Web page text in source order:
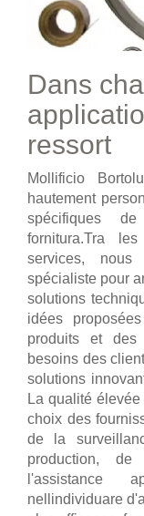
Dans
ressort
Mollificio
hautement
spécifiques
fornitura.Tra
services,
spécialiste pour
solutions
idées
produits et des
besoins des
solutions
La qualité
choix des
de la
production,
l'assistance
nellindividuare